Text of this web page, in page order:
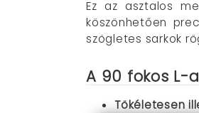
Ez az asztalos
köszönhetően
szögletes sarkok
A 90 fokos L-
Tökéletesen